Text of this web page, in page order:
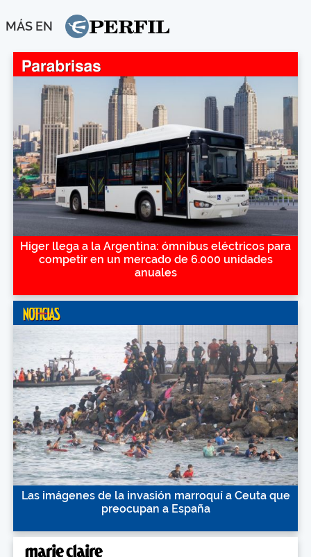
MÁS EN
Higer llega a la Argentina: ómnibus eléctricos para
competir en un mercado de 6.000 unidades
anuales
Las imágenes de la invasión marroquí a Ceuta que
preocupan a España